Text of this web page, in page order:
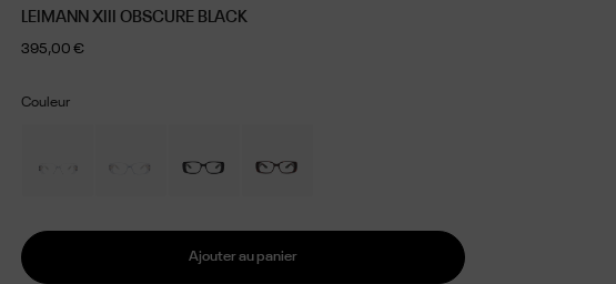
LEIMANN XIII OBSCURE BLACK
395,00 €
Couleur
Ajouter au panier